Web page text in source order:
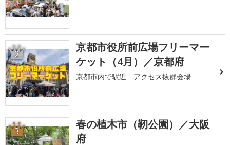
2
京都市役所前広場フリーマー
ケット（4月）／京都府
京都市内で駅近 アクセス抜群会場
3
春の植木市（靭公園）／大阪
府